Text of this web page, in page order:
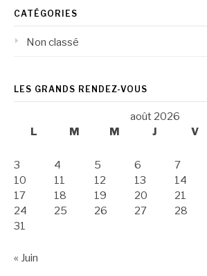
CATÉGORIES
Non classé
LES GRANDS RENDEZ-VOUS
août 2026
L
M M J V
3
4 5 6 7
10
11 12 13 14
17
18 19 20 21
24
25 26 27 28
31
« Juin